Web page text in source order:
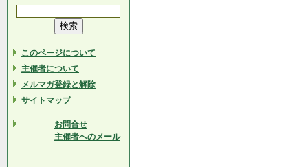
このページについて
主催者について
メルマガ登録と解除
サイトマップ
お問合せ
主催者へのメール